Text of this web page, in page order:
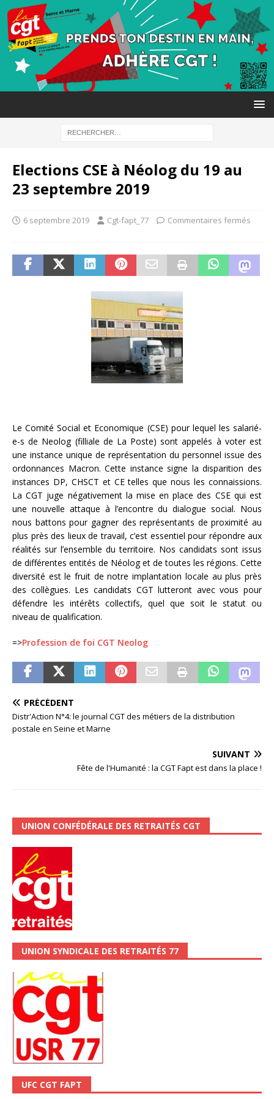
Elections CSE à Néolog du 19 au
23 septembre 2019
6 septembre 2019 Cgt-fapt_77 Commentaires fermés
Le Comité Social et Economique (CSE) pour lequel les salarié-
e-s de Neolog (filliale de La Poste) sont appelés à voter est
une instance unique de représentation du personnel issue des
ordonnances Macron. Cette instance signe la disparition des
instances DP, CHSCT et CE telles que nous les connaissions.
La CGT juge négativement la mise en place des CSE qui est
une nouvelle attaque à l’encontre du dialogue social. Nous
nous battons pour gagner des représentants de proximité au
plus près des lieux de travail, c’est essentiel pour répondre aux
réalités sur l’ensemble du territoire. Nos candidats sont issus
de différentes entités de Néolog et de toutes les régions. Cette
diversité est le fruit de notre implantation locale au plus près
des collègues. Les candidats CGT lutteront avec vous pour
défendre les intérêts collectifs, quel que soit le statut ou
niveau de qualification.
=>Profession de foi CGT Neolog
PRÉCÉDENT
Distr'Action N°4: le journal CGT des métiers de la distribution
postale en Seine et Marne
SUIVANT
Fête de l'Humanité : la CGT Fapt est dans la place !
UNION CONFÉDÉRALE DES RETRAITÉS CGT
UNION SYNDICALE DES RETRAITÉS 77
UFC CGT FAPT